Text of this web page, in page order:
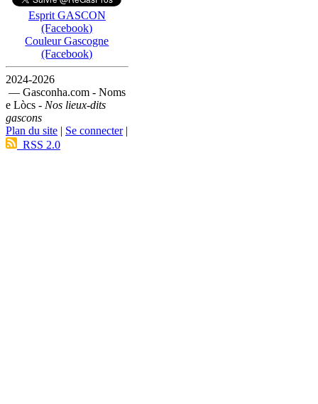
Esprit GASCON
(Facebook)
Couleur Gascogne
(Facebook)
2024-2026
— Gasconha.com - Noms
e Lòcs - Nos lieux-dits
gascons
Plan du site | Se connecter|
RSS 2.0